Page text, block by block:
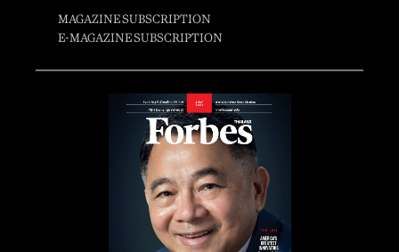
MAGAZINE SUBSCRIPTION
E-MAGAZINE SUBSCRIPTION